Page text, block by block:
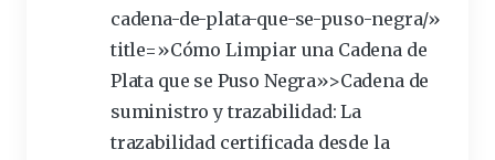
cadena-de-plata-que-se-puso-negra/»
title=»Cómo Limpiar una Cadena de
Plata que se Puso Negra»>Cadena de
suministro y trazabilidad: La
trazabilidad certificada desde la